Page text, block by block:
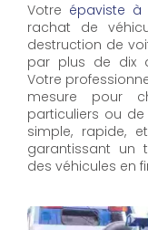
Votre épaviste à
rachat de
destruction de
par plus de dix
Votre
mesure pour
particuliers ou
simple, rapide,
garantissant un
des véhicules en